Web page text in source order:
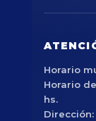
Horario
Horario
hs.
Dirección: